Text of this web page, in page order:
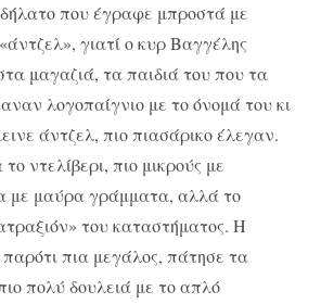
που έγραφε μπροστά με
γιατί ο κυρ Βαγγέλης
μαγαζιά, τα παιδιά του που τα
λογοπαίγνιο με το όνομά του κι
άντζελ, πιο πιασάρικο έλεγαν.
ντελίβερι, πιο μικρούς με
με μαύρα γράμματα, αλλά το
του καταστήματος. Η
πια μεγάλος, πάτησε τα
πολύ δουλειά με το απλό